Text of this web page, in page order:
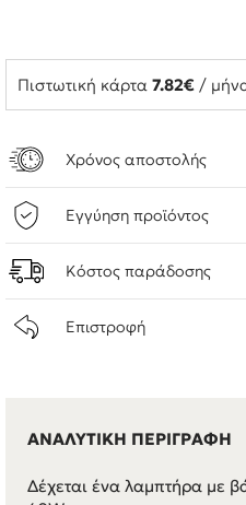
Πιστωτική κάρτα 7.82€ /
Χρόνος αποστολής
Εγγύηση προϊόντος
Κόστος παράδοσης
Επιστροφή
ΑΝΑΛΥΤΙΚΗ ΠΕΡΙΓΡΑΦΗ
Δέχεται ένα λαμπτήρα με